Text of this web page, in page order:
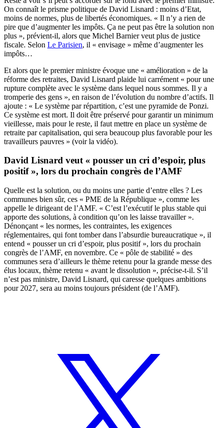
On connaît le prisme politique de David Lisnard : moins d’Etat,
moins de normes, plus de libertés économiques. « Il n’y a rien de
pire que d’augmenter les impôts. Ça ne peut pas être la solution non
plus », prévient-il, alors que Michel Barnier veut plus de justice
fiscale. Selon Le Parisien, il « envisage » même d’augmenter les
impôts…
Et alors que le premier ministre évoque une « amélioration » de la
réforme des retraites, David Lisnard plaide lui carrément « pour une
rupture complète avec le système dans lequel nous sommes. Il y a
tromperie des gens », en raison de l’évolution du nombre d’actifs. Il
ajoute : « Le système par répartition, c’est une pyramide de Ponzi.
Ce système est mort. Il doit être préservé pour garantir un minimum
vieillesse, mais pour le reste, il faut mettre en place un système de
retraite par capitalisation, qui sera beaucoup plus favorable pour les
travailleurs pauvres » (voir la vidéo).
David Lisnard veut « pousser un cri d’espoir, plus
positif », lors du prochain congrès de l’AMF
Quelle est la solution, ou du moins une partie d’entre elles ? Les
communes bien sûr, ces « PME de la République », comme les
appelle le dirigeant de l’AMF. « C’est l’exécutif le plus stable qui
apporte des solutions, à condition qu’on les laisse travailler ».
Dénonçant « les normes, les contraintes, les exigences
réglementaires, qui font tomber dans l’absurdie bureaucratique », il
entend « pousser un cri d’espoir, plus positif », lors du prochain
congrès de l’AMF, en novembre. Ce « pôle de stabilité » des
communes sera d’ailleurs le thème retenu pour la grande messe des
élus locaux, thème retenu « avant le dissolution », précise-t-il. S’il
n’est pas ministre, David Lisnard, qui caresse quelques ambitions
pour 2027, sera au moins toujours président (de l’AMF).